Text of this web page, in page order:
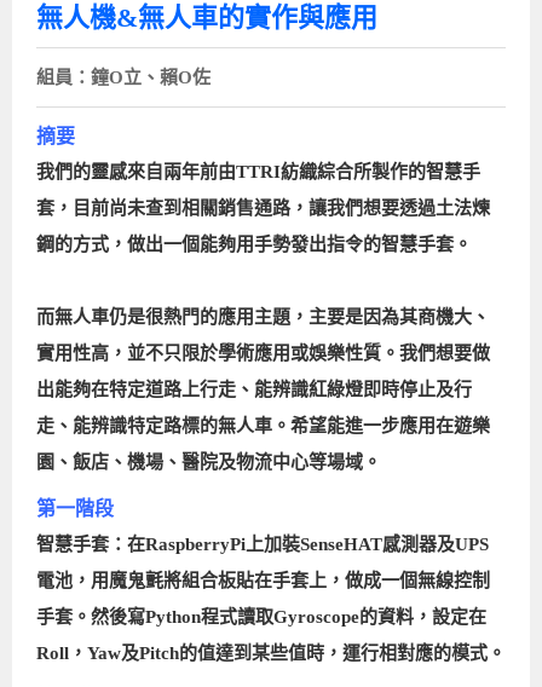
無人機&無人車的實作與應用
組員：鐘O立、賴O佐
摘要
我們的靈感來自兩年前由TTRI紡織綜合所製作的智慧手
套，目前尚未查到相關銷售通路，讓我們想要透過土法煉
鋼的方式，做出一個能夠用手勢發出指令的智慧手套。
而無人車仍是很熱門的應用主題，主要是因為其商機大、
實用性高，並不只限於學術應用或娛樂性質。我們想要做
出能夠在特定道路上行走、能辨識紅綠燈即時停止及行
走、能辨識特定路標的無人車。希望能進一步應用在遊樂
園、飯店、機場、醫院及物流中心等場域。
第一階段
智慧手套：在RaspberryPi上加裝SenseHAT感測器及UPS
電池，用魔鬼氈將組合板貼在手套上，做成一個無線控制
手套。然後寫Python程式讀取Gyroscope的資料，設定在
Roll，Yaw及Pitch的值達到某些值時，運行相對應的模式。